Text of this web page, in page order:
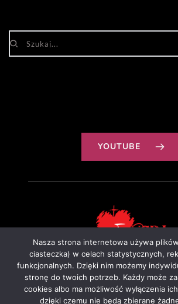
YOUTUBE
Projekt: Ewa Szałkowska
Nasza strona internetowa używa
ciasteczka) w celach statystycznych,
funkcjonalnych. Dzięki nim możemy
stronę do twoich potrzeb. Każdy może
cookies albo ma możliwość wyłączenia
dzięki czemu nie będą zbierane